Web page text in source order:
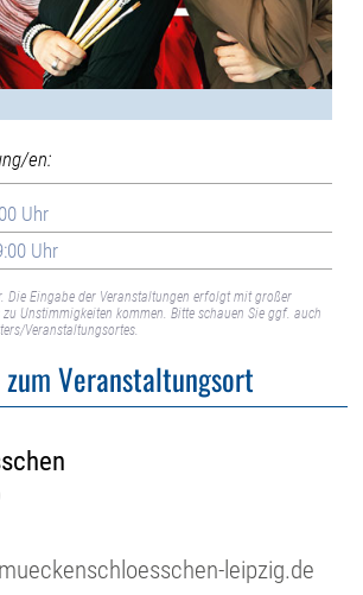
en:
Uhr
Uhr
Die Eingabe der Veranstaltungen erfolgt mit großer
Unstimmigkeiten kommen. Bitte schauen Sie ggf. auch
Veranstaltungsortes.
Veranstaltungsort
leipzig.de